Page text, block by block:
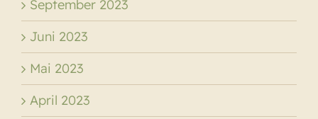
September 2023
Juni 2023
Mai 2023
April 2023